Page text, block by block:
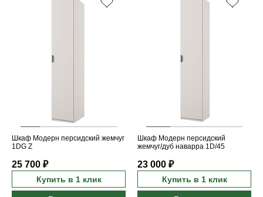
Шкаф Модерн персидский жемчуг
1DG Z
25 700 ₽
Купить в 1 клик
Шкаф Модерн персидский
жемчуг/дуб наварра 1D/45
23 000 ₽
Купить в 1 клик